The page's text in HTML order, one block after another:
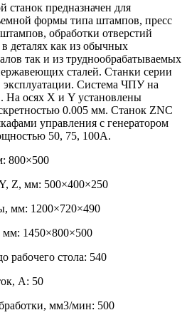
предназначен для
формы типа штампов, пресс
обработки отверстий
деталях как из обычных
так и из труднообрабатываемых
сталей. Станки серии
Система ЧПУ на
На осях Х и Y установлены
0.005 мм. Станок ZNC
управления с генератором
50, 75, 100А.
800×500
Z, мм: 500×400×250
мм: 1200×720×490
1450×800×500
рабочего стола: 540
А: 50
мм3/мин: 500